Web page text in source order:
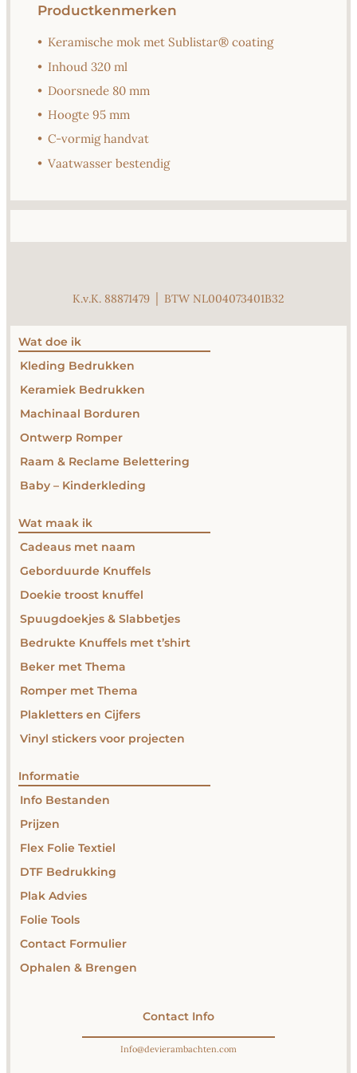
Productkenmerken
• Keramische mok met Sublistar® coating
• Inhoud 320 ml
• Doorsnede 80 mm
• Hoogte 95 mm
• C-vormig handvat
• Vaatwasser bestendig
K.v.K. 88871479 │ BTW NL004073401B32
Wat doe ik
Kleding Bedrukken
Keramiek Bedrukken
Machinaal Borduren
Ontwerp Romper
Raam & Reclame Belettering
Baby – Kinderkleding
Wat maak ik
Cadeaus met naam
Geborduurde Knuffels
Doekie troost knuffel
Spuugdoekjes & Slabbetjes
Bedrukte Knuffels met t’shirt
Beker met Thema
Romper met Thema
Plakletters en Cijfers
Vinyl stickers voor projecten
Informatie
Info Bestanden
Prijzen
Flex Folie Textiel
DTF Bedrukking
Plak Advies
Folie Tools
Contact Formulier
Ophalen & Brengen
Contact Info
Info@devierambachten.com